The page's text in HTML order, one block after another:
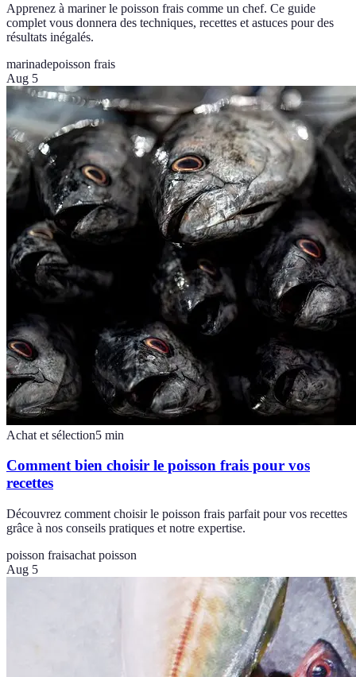
Apprenez à mariner le poisson frais comme un chef. Ce guide
complet vous donnera des techniques, recettes et astuces pour des
résultats inégalés.
marinadepoisson frais
Aug 5
Achat et sélection5 min
Comment bien choisir le poisson frais pour vos
recettes
Découvrez comment choisir le poisson frais parfait pour vos recettes
grâce à nos conseils pratiques et notre expertise.
poisson fraisachat poisson
Aug 5